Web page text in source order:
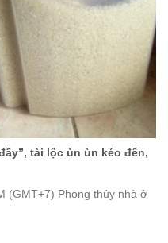
tài lộc ùn ùn kéo đến,
(GMT+7) Phong thủy nhà ở